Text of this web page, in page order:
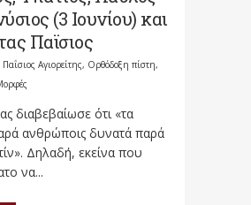
(3 Ιουνίου) και
Παϊσιος
Αγιορείτης, Ορθόδοξη πίστη,
διαβεβαίωσε ότι «τα
ανθρώποις δυνατά παρά
Δηλαδή, εκείνα που
να...